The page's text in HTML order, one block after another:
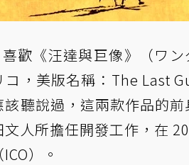
歡《汪達與巨像》（ワン
コ，美版名稱：The Last
聽說過，這兩款作品的
人所擔任開發工作，在
）。